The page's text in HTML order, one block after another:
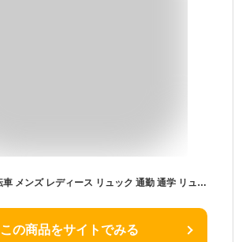
レインコート 自転車 メンズ レディース リュック 通勤 通学 リュック対応 ポンチョ レインウェア レインポンチョ 7441 サイクルモードハイポンチョ
この商品をサイトでみる